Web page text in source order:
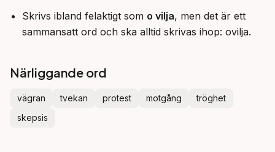
Skrivs ibland felaktigt som o vilja, men det är ett
sammansatt ord och ska alltid skrivas ihop: ovilja.
Närliggande ord
vägran tvekan protest motgång
tröghet
skepsis